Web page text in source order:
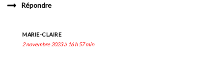
Répondre
MARIE-CLAIRE
2 novembre 2023 à 16 h 57 min